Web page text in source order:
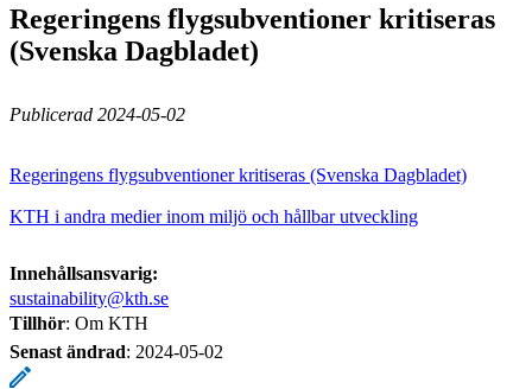
Regeringens flygsubventioner kritiseras
(Svenska Dagbladet)
Publicerad 2024-05-02
Regeringens flygsubventioner kritiseras (Svenska Dagbladet)
KTH i andra medier inom miljö och hållbar utveckling
Innehållsansvarig:
sustainability@kth.se
Tillhör: Om KTH
Senast ändrad: 2024-05-02